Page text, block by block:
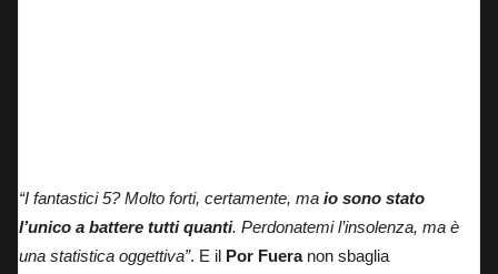
“I fantastici 5? Molto forti, certamente, ma io sono stato
l’unico a battere tutti quanti. Perdonatemi l’insolenza, ma è
una statistica oggettiva”. E il Por Fueranon sbaglia